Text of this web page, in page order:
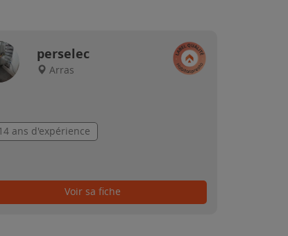
perselec
Arras
14 ans d'expérience
Voir sa fiche